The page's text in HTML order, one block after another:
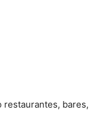
restaurantes, bares,